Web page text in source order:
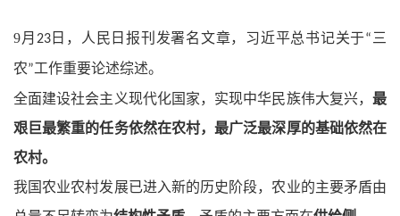
9月 23日，人民日报刊发署名文章，习近平总书记关于“ 三
农”工作重要论述综述。
全面建设社会主义现代化国家，实现中华民族伟大复兴， 最
艰巨最繁重的任务依然在农村，最广泛最深厚的基础依然在
农村。
我国农业农村发展已进入新的历史阶段，农业的主要矛盾由